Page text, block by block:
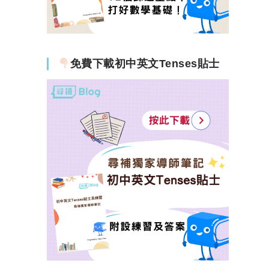
免費下載初中英文Tenses貼士